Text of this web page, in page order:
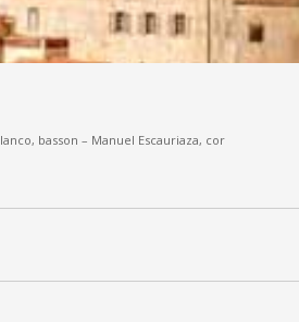
basson – Manuel Escauriaza, cor